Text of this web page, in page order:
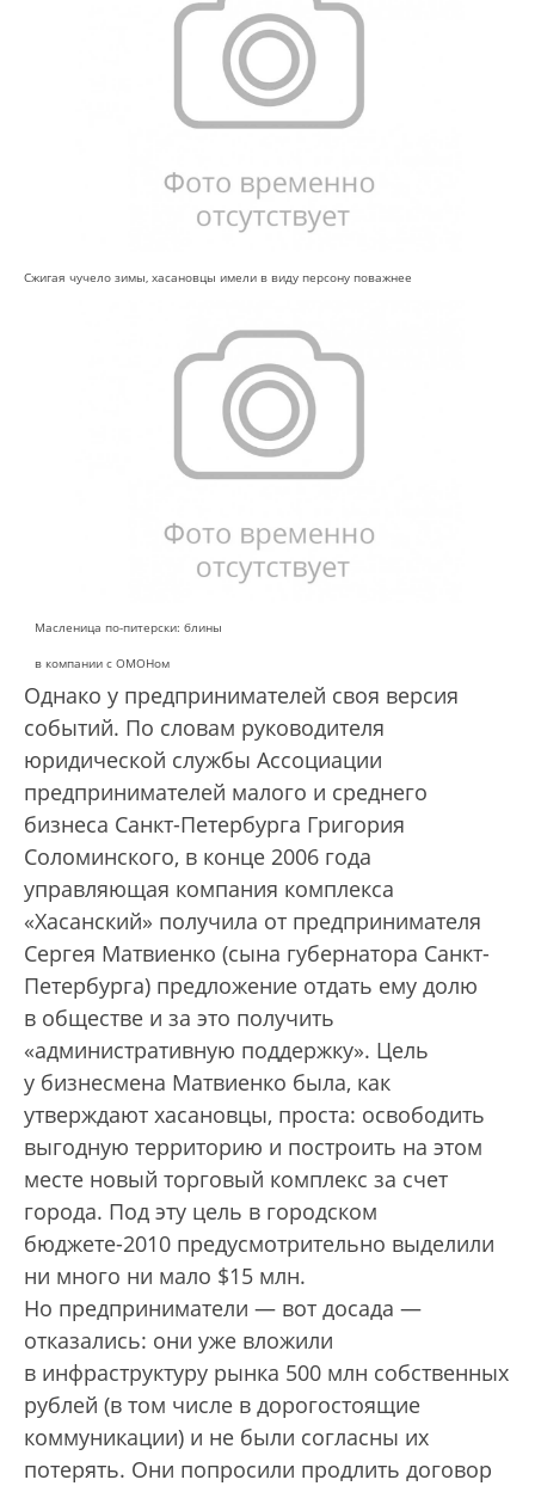
Сжигая чучело зимы, хасановцы имели в виду персону поважнее
Масленица по-питерски: блины
в компании с ОМОНом
Однако у предпринимателей своя версия
событий. По словам руководителя
юридической службы Ассоциации
предпринимателей малого и среднего
бизнеса Санкт-Петербурга Григория
Соломинского, в конце 2006 года
управляющая компания комплекса
«Хасанский» получила от предпринимателя
Сергея Матвиенко (сына губернатора Санкт-
Петербурга) предложение отдать ему долю
в обществе и за это получить
«административную поддержку». Цель
у бизнесмена Матвиенко была, как
утверждают хасановцы, проста: освободить
выгодную территорию и построить на этом
месте новый торговый комплекс за счет
города. Под эту цель в городском
бюджете-2010 предусмотрительно выделили
ни много ни мало $15 млн.
Но предприниматели — вот досада —
отказались: они уже вложили
в инфраструктуру рынка 500 млн собственных
рублей (в том числе в дорогостоящие
коммуникации) и не были согласны их
потерять. Они попросили продлить договор